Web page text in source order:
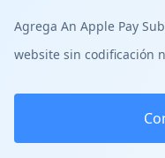
Agrega An Apple Pay
website sin codificación